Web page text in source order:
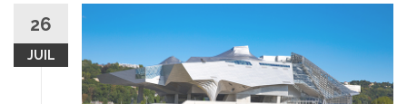
26
JUIL